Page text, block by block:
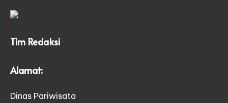
Tim Redaksi
Alamat:
Dinas Pariwisata